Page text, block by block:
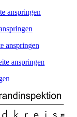
anspringen
anspringen
anspringen